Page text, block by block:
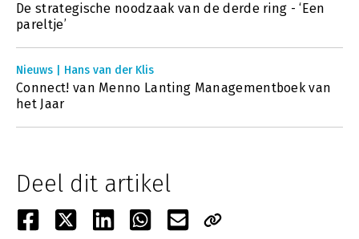
De strategische noodzaak van de derde ring - ‘Een
pareltje’
Nieuws | Hans van der Klis
Connect! van Menno Lanting Managementboek van
het Jaar
Deel dit artikel